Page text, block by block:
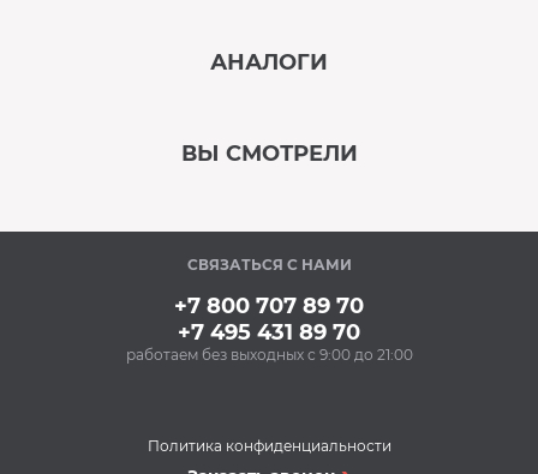
стали BON BN-175
(500 мл)
АНАЛОГИ
ВЫ СМОТРЕЛИ
Под заказ
СВЯЗАТЬСЯ С НАМИ
+7 800 707 89 70
+7 495 431 89 70
работаем без выходных с 9:00 до 21:00
Политика конфиденциальности